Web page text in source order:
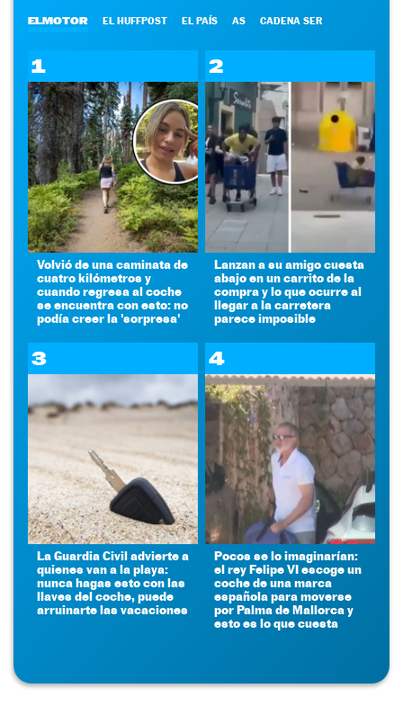
ELMOTOR EL HUFFPOST EL PAÍS AS CADENA SER
1
Volvió de una caminata de
cuatro kilómetros y
cuando regresa al coche
se encuentra con esto: no
podía creer la 'sorpresa'
2
Lanzan a su amigo cuesta
abajo en un carrito de la
compra y lo que ocurre al
llegar a la carretera
parece imposible
3
La Guardia Civil advierte a
quienes van a la playa:
nunca hagas esto con las
llaves del coche, puede
arruinarte las vacaciones
4
Pocos se lo imaginarían:
el rey Felipe VI escoge un
coche de una marca
española para moverse
por Palma de Mallorca y
esto es lo que cuesta